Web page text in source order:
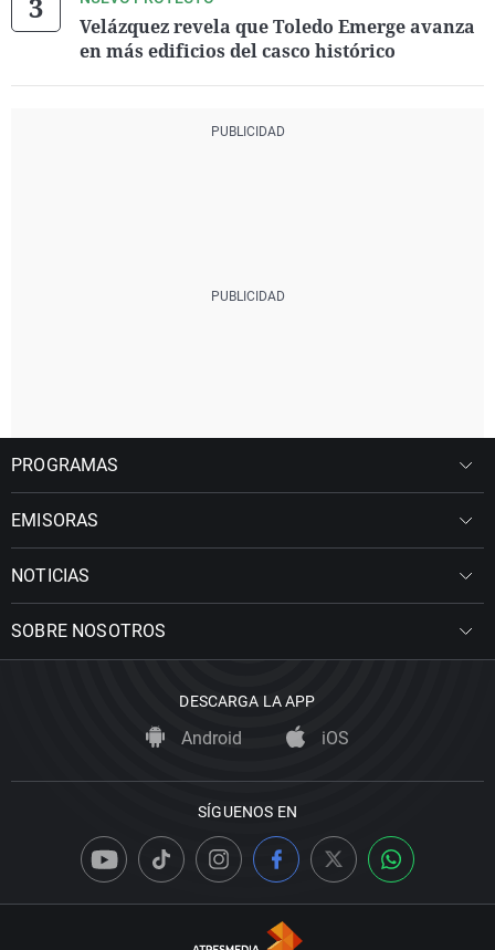
Velázquez revela que Toledo Emerge avanza
en más edificios del casco histórico
PROGRAMAS
EMISORAS
NOTICIAS
SOBRE NOSOTROS
DESCARGA LA APP
Android iOS
SÍGUENOS EN